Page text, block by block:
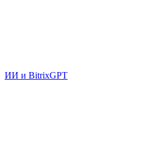
ИИ и BitrixGPT